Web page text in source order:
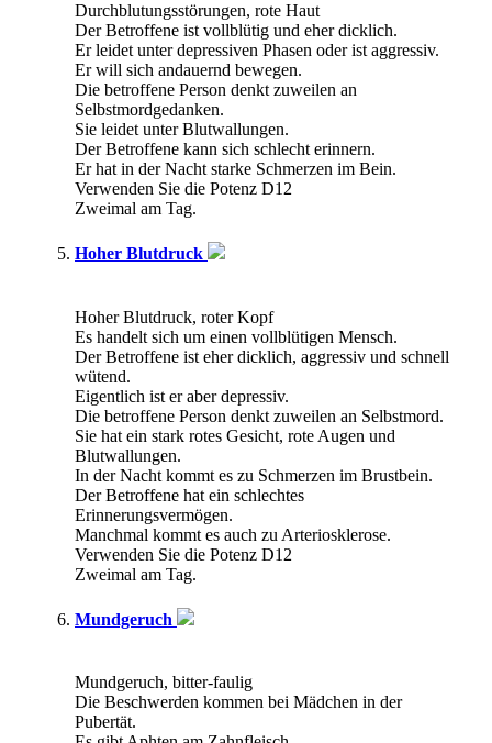
Durchblutungsstörungen, rote Haut
Der Betroffene ist vollblütig und eher dicklich.
Er leidet unter depressiven Phasen oder ist aggressiv.
Er will sich andauernd bewegen.
Die betroffene Person denkt zuweilen an
Selbstmordgedanken.
Sie leidet unter Blutwallungen.
Der Betroffene kann sich schlecht erinnern.
Er hat in der Nacht starke Schmerzen im Bein.
Verwenden Sie die Potenz D12
Zweimal am Tag.
Hoher Blutdruck
Hoher Blutdruck, roter Kopf
Es handelt sich um einen vollblütigen Mensch.
Der Betroffene ist eher dicklich, aggressiv und schnell
wütend.
Eigentlich ist er aber depressiv.
Die betroffene Person denkt zuweilen an Selbstmord.
Sie hat ein stark rotes Gesicht, rote Augen und
Blutwallungen.
In der Nacht kommt es zu Schmerzen im Brustbein.
Der Betroffene hat ein schlechtes
Erinnerungsvermögen.
Manchmal kommt es auch zu Arteriosklerose.
Verwenden Sie die Potenz D12
Zweimal am Tag.
Mundgeruch
Mundgeruch, bitter-faulig
Die Beschwerden kommen bei Mädchen in der
Pubertät.